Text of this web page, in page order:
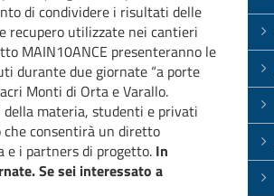
di condividere i risultati delle
recupero utilizzate nei cantieri
MAIN10ANCE presenteranno le
durante due giornate “a porte
Monti di Orta e Varallo.
materia, studenti e privati
consentirà un diretto
e i partners di progetto. In
Se sei interessato a